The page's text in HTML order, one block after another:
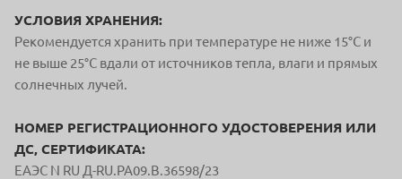
УСЛОВИЯ ХРАНЕНИЯ:
Рекомендуется хранить при температуре не ниже 15°С и
не выше 25°С вдали от источников тепла, влаги и прямых
солнечных лучей.
НОМЕР РЕГИСТРАЦИОННОГО УДОСТОВЕРЕНИЯ ИЛИ
ДС, СЕРТИФИКАТА:
ЕАЭС N RU Д-RU.PA09.В.36598/23